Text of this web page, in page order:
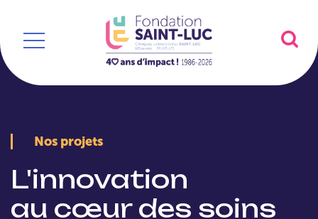
Nos projets
L'innovation
au cœur des soins